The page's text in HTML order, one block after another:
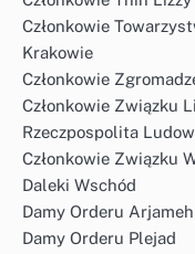
Członkowie
Krakowie
Członkowie
Członkowie Związku
Rzeczpospolita
Członkowie Związku
Daleki Wschód
Damy Orderu
Damy Orderu Plejad